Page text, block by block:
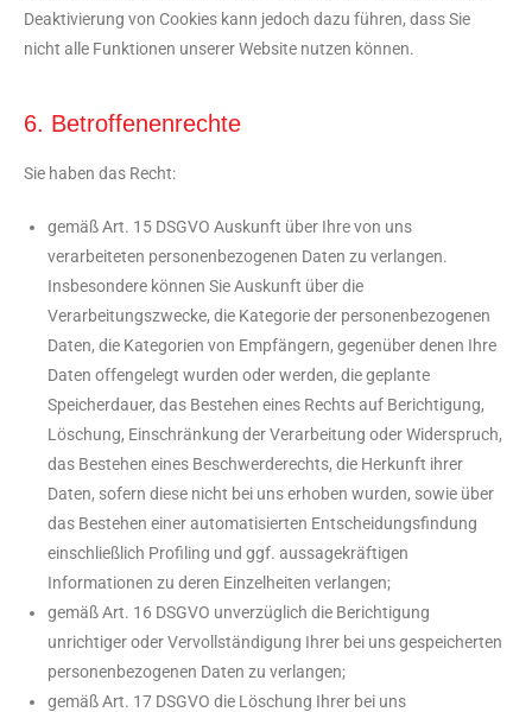
Deaktivierung von Cookies kann jedoch dazu führen, dass Sie
nicht alle Funktionen unserer Website nutzen können.
6. Betroffenenrechte
Sie haben das Recht:
gemäß Art. 15 DSGVO Auskunft über Ihre von uns
verarbeiteten personenbezogenen Daten zu verlangen.
Insbesondere können Sie Auskunft über die
Verarbeitungszwecke, die Kategorie der personenbezogenen
Daten, die Kategorien von Empfängern, gegenüber denen Ihre
Daten offengelegt wurden oder werden, die geplante
Speicherdauer, das Bestehen eines Rechts auf Berichtigung,
Löschung, Einschränkung der Verarbeitung oder Widerspruch,
das Bestehen eines Beschwerderechts, die Herkunft ihrer
Daten, sofern diese nicht bei uns erhoben wurden, sowie über
das Bestehen einer automatisierten Entscheidungsfindung
einschließlich Profiling und ggf. aussagekräftigen
Informationen zu deren Einzelheiten verlangen;
gemäß Art. 16 DSGVO unverzüglich die Berichtigung
unrichtiger oder Vervollständigung Ihrer bei uns gespeicherten
personenbezogenen Daten zu verlangen;
gemäß Art. 17 DSGVO die Löschung Ihrer bei uns